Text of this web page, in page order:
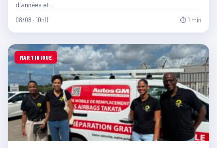
d'années et…
08/08 · 10h11 ⏱ 1 min
MARTINIQUE